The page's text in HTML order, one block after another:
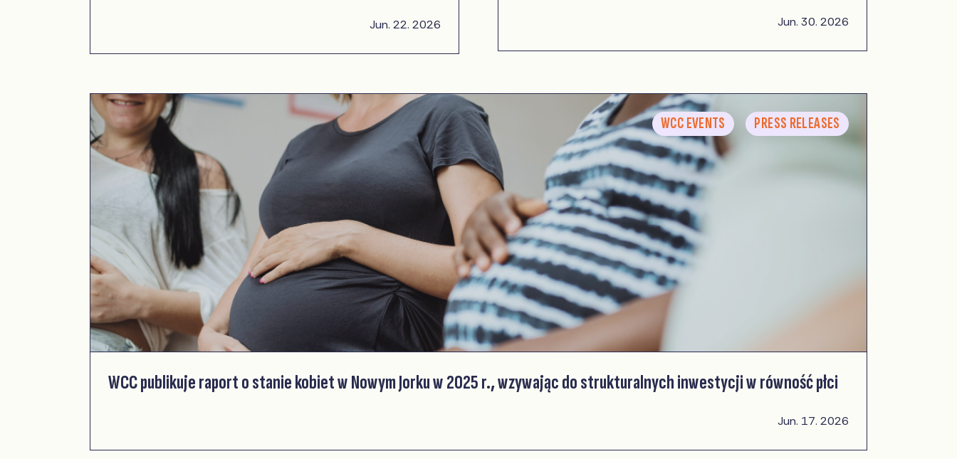
Jun. 30. 2026
Jun. 22. 2026
WCC EVENTS PRESS RELEASES
WCC publikuje raport o stanie kobiet w Nowym Jorku w 2025 r., wzywając do strukturalnych inwestycji w równość płci
Jun. 17. 2026